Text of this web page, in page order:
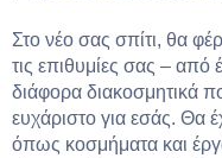
Στο νέο σας σπίτι, θα
τις επιθυμίες σας – από
διάφορα διακοσμητικά
ευχάριστο για εσάς. Θα
όπως κοσμήματα και